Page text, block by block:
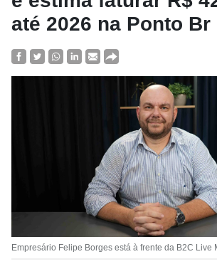
até 2026 na Ponto Br
Empresário Felipe Borges está à frente da B2C Live